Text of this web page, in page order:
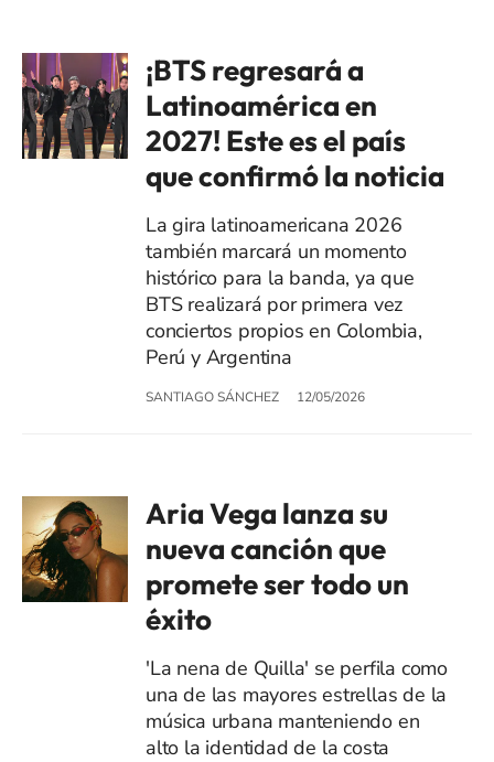
¡BTS regresará a
Latinoamérica en
2027! Este es el país
que confirmó la noticia
La gira latinoamericana 2026
también marcará un momento
histórico para la banda, ya que
BTS realizará por primera vez
conciertos propios en Colombia,
Perú y Argentina
SANTIAGO SÁNCHEZ 12/05/2026
Aria Vega lanza su
nueva canción que
promete ser todo un
éxito
'La nena de Quilla' se perfila como
una de las mayores estrellas de la
música urbana manteniendo en
alto la identidad de la costa